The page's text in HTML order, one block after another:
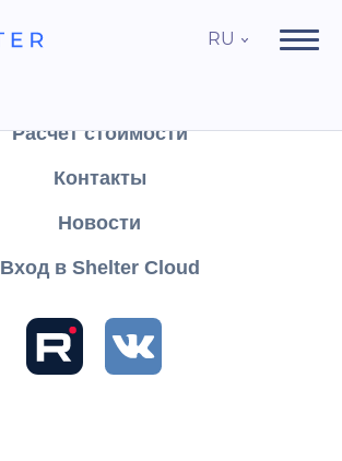
RU
Расчёт стоимости
Контакты
Новости
Вход в Shelter Cloud